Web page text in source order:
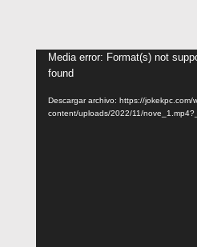
Reproductor
vídeo
Media error: Format(s) not
found
Descargar archivo: https://jokekpc.com/
content/uploads/2022/11/